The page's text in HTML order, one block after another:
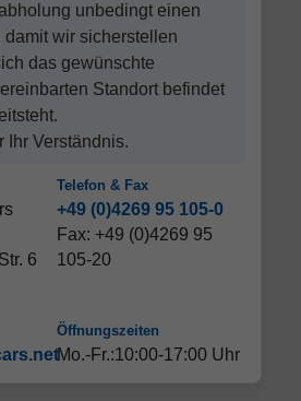
unbedingt einen
damit wir sicherstellen
das gewünschte
Standort befindet
Ihr Verständnis.
6
Telefon & Fax
+49 (0)4269 95 105-0
Fax: +49 (0)4269 95
105-20
Öffnungszeiten
Mo.-Fr.:10:00-17:00 Uhr